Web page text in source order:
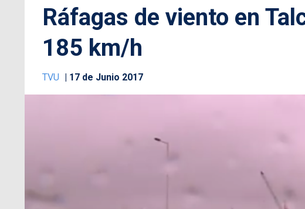
Ráfagas de viento en
185 km/h
TVU 17 de Junio 2017